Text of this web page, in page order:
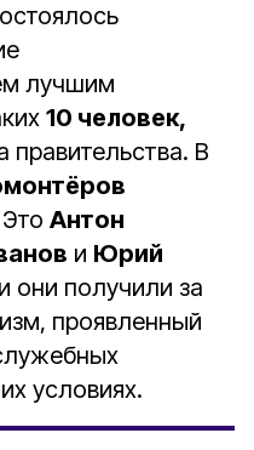
лучшим
10 человек,
правительства. В
Антон
и Юрий
они получили за
проявленный
условиях.